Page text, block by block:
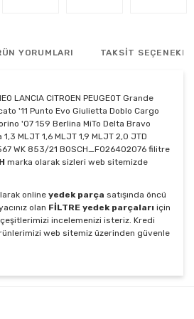
YORUMLARI TAKSİT
LANCIA CITROEN PEUGEOT Grande
'11 Punto Evo Giulietta Doblo Cargo
'07 159 Berlina MiTo Delta Bravo
MLJT 1,6 MLJT 1,9 MLJT 2,0 JTD
WK 853/21 BOSCH_F026402076 filitre
marka olarak sizleri web sitemizde
online yedek parça satışında öncü
olan FİLTRE yedek parçaları için
incelemenizi isteriz. Kredi
web sitemiz üzerinden güvenle